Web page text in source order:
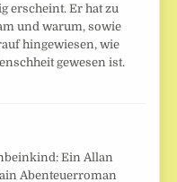
erscheint. Er hat zu
und warum, sowie
hingewiesen, wie
gewesen ist.
Ein Allan
Abenteuerroman